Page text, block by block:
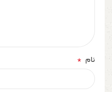
نام *